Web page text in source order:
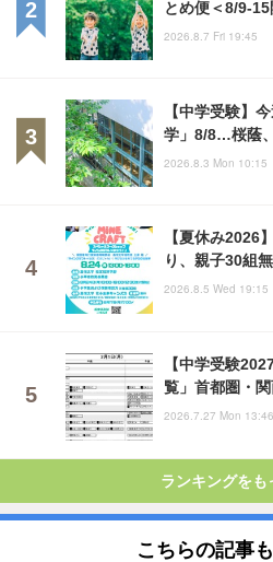
とめ便＜8/9-15
2026.8.7 Fri 19:45
【中学受験】
学」8/8…桜蔭
2026.8.3 Mon 10:15
【夏休み2026
り、親子30組
2026.8.5 Wed 19:15
【中学受験
覧」首都圏・
2026.7.27 Mon 13:46
ランキングをも
こちらの記事